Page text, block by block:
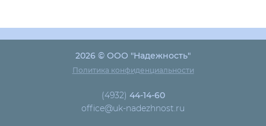
2026 © ООО "Надежность"
Политика конфиденциальности
(4932) 44-14-60
office@uk-nadezhnost.ru